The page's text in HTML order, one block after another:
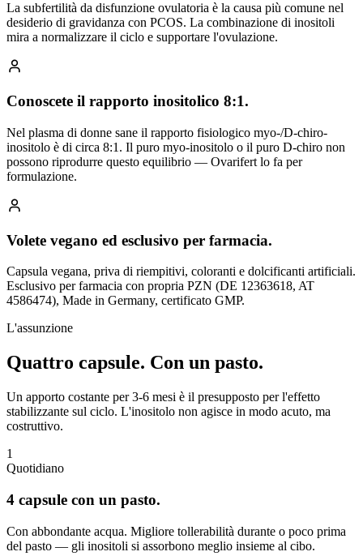
La subfertilità da disfunzione ovulatoria è la causa più comune nel
desiderio di gravidanza con PCOS. La combinazione di inositoli
mira a normalizzare il ciclo e supportare l'ovulazione.
Conoscete il rapporto inositolico 8:1.
Nel plasma di donne sane il rapporto fisiologico myo-/D-chiro-
inositolo è di circa 8:1. Il puro myo-inositolo o il puro D-chiro non
possono riprodurre questo equilibrio — Ovarifert lo fa per
formulazione.
Volete vegano ed esclusivo per farmacia.
Capsula vegana, priva di riempitivi, coloranti e dolcificanti artificiali.
Esclusivo per farmacia con propria PZN (DE 12363618, AT
4586474), Made in Germany, certificato GMP.
L'assunzione
Quattro capsule. Con un pasto.
Un apporto costante per 3-6 mesi è il presupposto per l'effetto
stabilizzante sul ciclo. L'inositolo non agisce in modo acuto, ma
costruttivo.
1
Quotidiano
4 capsule con un pasto.
Con abbondante acqua. Migliore tollerabilità durante o poco prima
del pasto — gli inositoli si assorbono meglio insieme al cibo.